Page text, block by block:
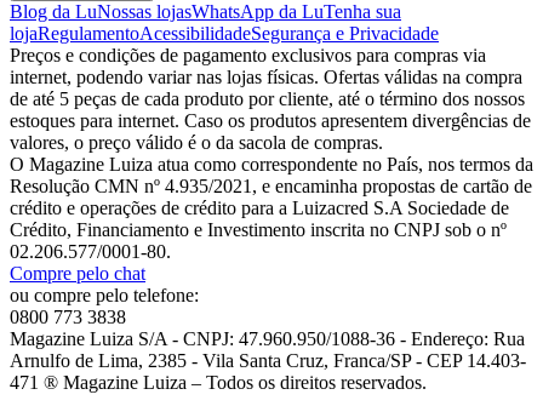
Blog da LuNossas lojasWhatsApp da LuTenha sua
lojaRegulamentoAcessibilidadeSegurança e Privacidade
Preços e condições de pagamento exclusivos para compras via
internet, podendo variar nas lojas físicas. Ofertas válidas na compra
de até 5 peças de cada produto por cliente, até o término dos nossos
estoques para internet. Caso os produtos apresentem divergências de
valores, o preço válido é o da sacola de compras.
O Magazine Luiza atua como correspondente no País, nos termos da
Resolução CMN nº 4.935/2021, e encaminha propostas de cartão de
crédito e operações de crédito para a Luizacred S.A Sociedade de
Crédito, Financiamento e Investimento inscrita no CNPJ sob o nº
02.206.577/0001-80.
Compre pelo chat
ou compre pelo telefone:
0800 773 3838
Magazine Luiza S/A - CNPJ: 47.960.950/1088-36 - Endereço: Rua
Arnulfo de Lima, 2385 - Vila Santa Cruz, Franca/SP - CEP 14.403-
471 ® Magazine Luiza – Todos os direitos reservados.